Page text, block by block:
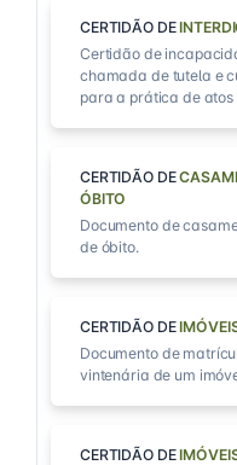
CERTIDÃO DE
Certidão de
chamada de tutela e
para a prática de
CERTIDÃO DE
ÓBITO
Documento de
de óbito.
CERTIDÃO DE
Documento de
vintenária de um
CERTIDÃO DE